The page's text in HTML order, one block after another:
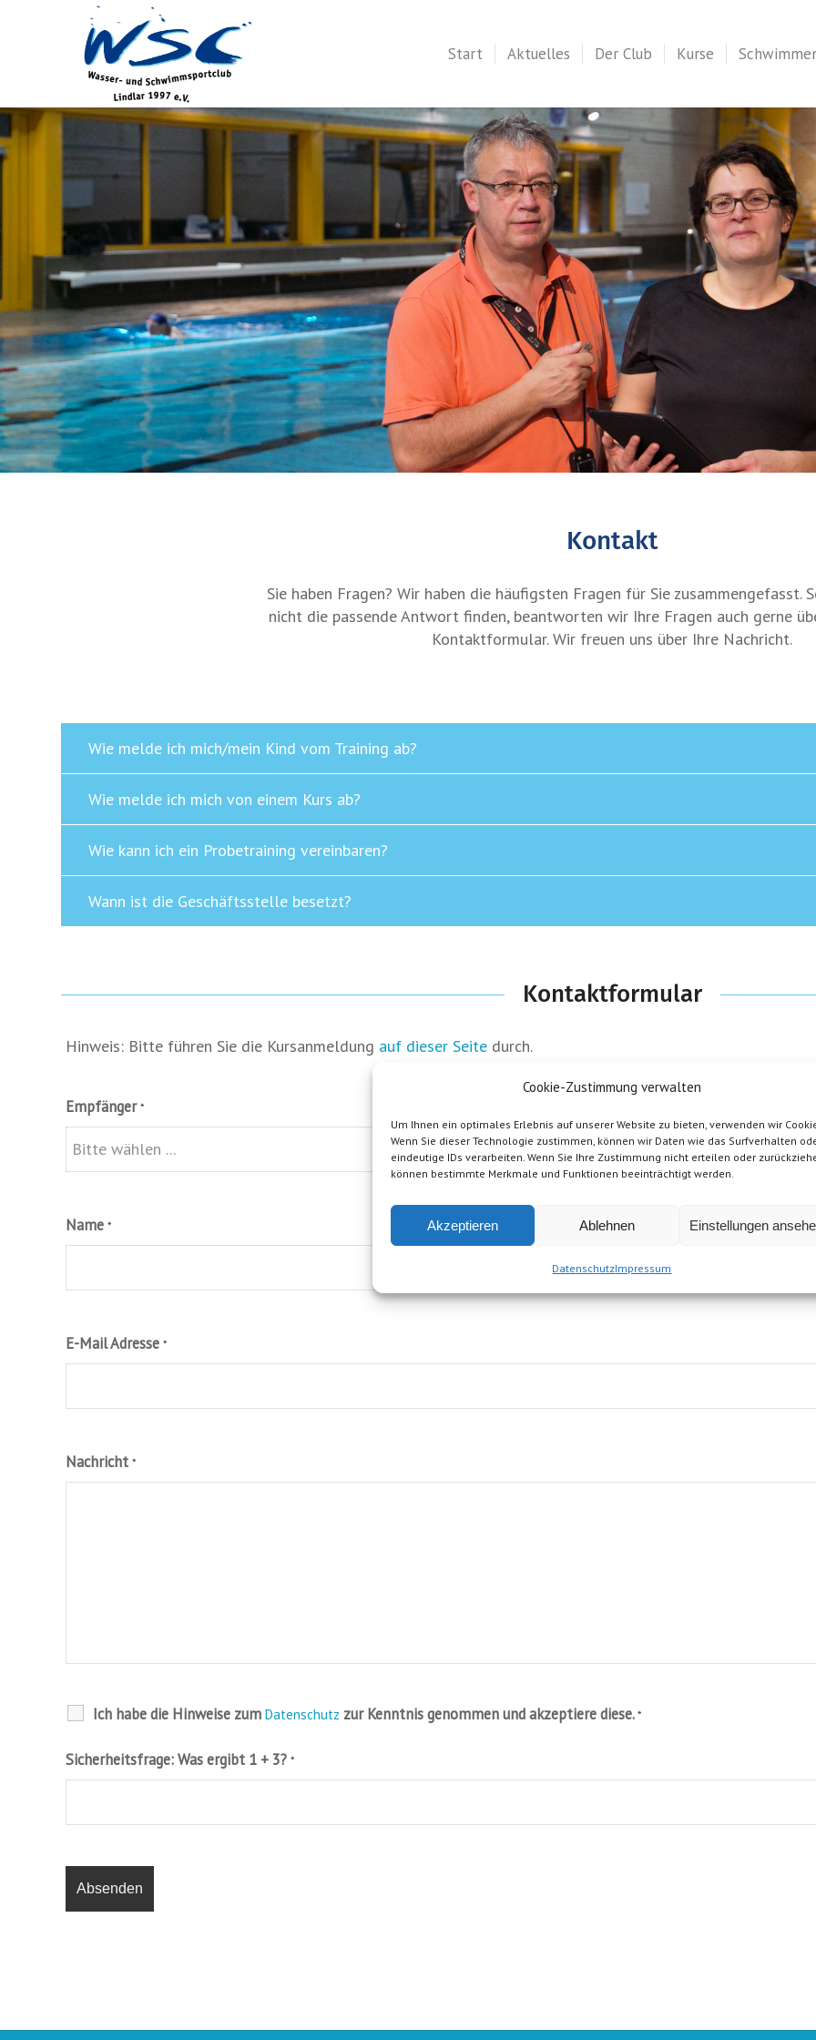
Cookie-Zustimmung verwalten
Um Ihnen ein optimales Erlebnis auf unserer Website zu bieten, verwenden wir
Wenn Sie dieser Technologie zustimmen, können wir Daten wie das Surfverhalten
eindeutige IDs verarbeiten. Wenn Sie Ihre Zustimmung nicht erteilen oder
können bestimmte Merkmale und Funktionen beeinträchtigt werden.
Akzeptieren Ablehnen Einstellungen
DatenschutzImpressum
Start Aktuelles Der Club Kurse
Kontakt
Sie haben Fragen? Wir haben die häufigsten Fragen für Sie zusammengefasst.
nicht die passende Antwort finden, beantworten wir Ihre Fragen auch gerne
Kontaktformular. Wir freuen uns über Ihre Nachricht.
Wie melde ich mich/mein Kind vom Training ab?
Wie melde ich mich von einem Kurs ab?
Wie kann ich ein Probetraining vereinbaren?
Wann ist die Geschäftsstelle besetzt?
Kontaktformular
Hinweis: Bitte führen Sie die Kursanmeldung auf dieser Seite durch.
Empfänger*
Name *
E-Mail Adresse *
Nachricht *
Ich habe die Hinweise zum Datenschutz zur Kenntnis genommen und akzeptiere diese.*
Sicherheitsfrage: Was ergibt 1 + 3? *